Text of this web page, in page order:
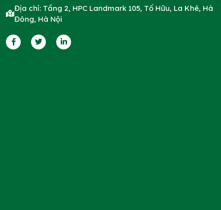
Địa chỉ: Tầng 2, HPC Landmark 105, Tố Hữu, La Khê, Hà
Đông, Hà Nội